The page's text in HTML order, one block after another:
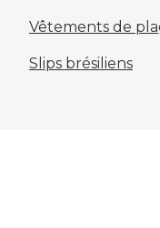
Vêtements de
Slips brésiliens